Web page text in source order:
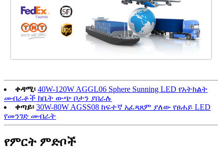
ቀዳሚ፡ 40W-120W AGGL06 Sphere Sunning LED የአትክልት
መብራቶች ከቤት ውጭ ቦታን ያበራሉ
ቀጣይ፡ 30W-80W AGSS08 ከፍተኛ አፈጻጸም ያለው የፀሐይ LED
የመንገድ መብራት
የምርት ምድቦች